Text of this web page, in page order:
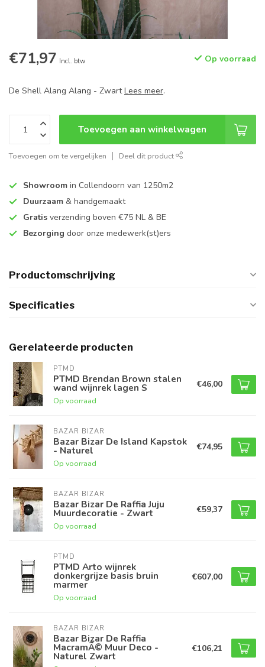
€71,97 Incl. btw Op voorraad
De Shell Alang Alang - ZwartLees meer.
Toevoegen aan winkelwagen
Toevoegen om te vergelijken Deel dit product
Showroom in Collendoorn van 1250m2
Duurzaam & handgemaakt
Gratis verzending boven €75 NL & BE
Bezorging door onze medewerk(st)ers
Productomschrijving
Specificaties
Gerelateerde producten
PTMD
PTMD Brendan Brown stalen
wand wijnrek lagen S
Op voorraad
€46,00
BAZAR BIZAR
Bazar Bizar De Island Kapstok
- Naturel
Op voorraad
€74,95
BAZAR BIZAR
Bazar Bizar De Raffia Juju
Muurdecoratie - Zwart
Op voorraad
€59,37
PTMD
PTMD Arto wijnrek
donkergrijze basis bruin
marmer
Op voorraad
€607,00
BAZAR BIZAR
Bazar Bizar De Raffia
MacramÃ© Muur Deco -
Naturel Zwart
€106,21